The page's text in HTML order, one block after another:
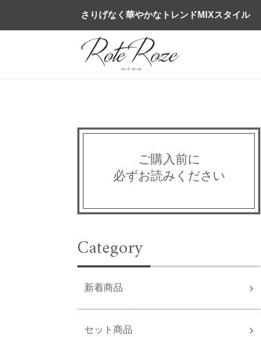
さりげなく華やかなトレンドMIXスタイル
ご購入前に
必ずお読みください
Category
新着商品
セット商品